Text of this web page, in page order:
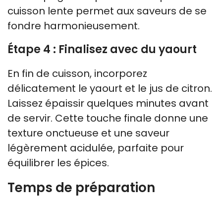
cuisson lente permet aux saveurs de se
fondre harmonieusement.
Étape 4 : Finalisez avec du yaourt
En fin de cuisson, incorporez
délicatement le yaourt et le jus de citron.
Laissez épaissir quelques minutes avant
de servir. Cette touche finale donne une
texture onctueuse et une saveur
légèrement acidulée, parfaite pour
équilibrer les épices.
Temps de préparation